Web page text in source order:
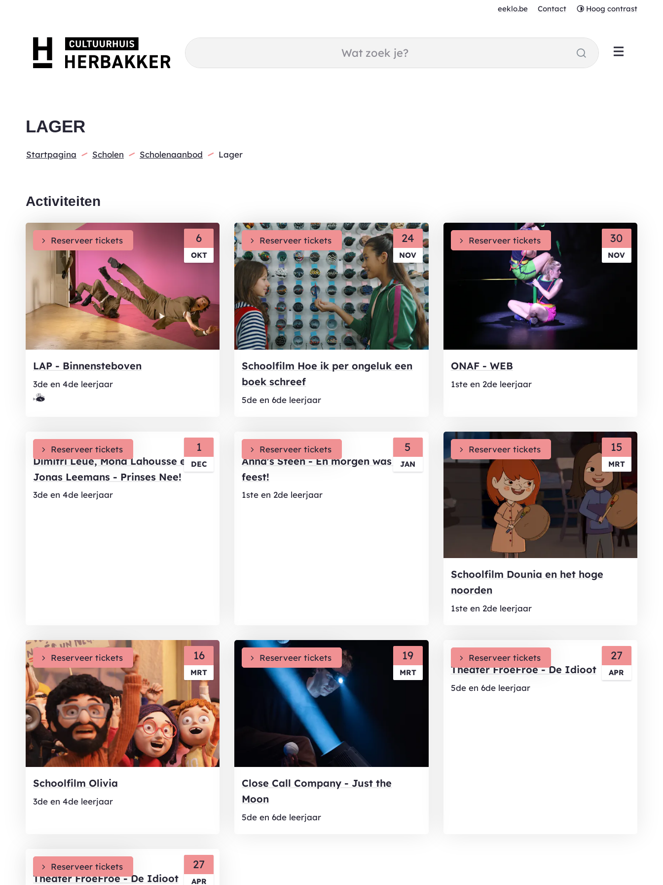
eeklo.be Contact Hoog contrast
Cultuurhuis
Herbakker
Wat
zoek
je?
Zoeken
LAGER
Startpagina Scholen Scholenaanbod Lager
Activiteiten
6
OKT
LAP - Binnensteboven
3de en 4de leerjaar
Samen
eropuit!
Reserveer tickets
DI24
NOV
Schoolfilm Hoe ik per ongeluk een
boek schreef
5de en 6de leerjaar
Reserveer tickets
MA30
NOV
ONAF - WEB
1ste en 2de leerjaar
Reserveer tickets
1
DEC
Dimitri Leue, Mona Lahousse en
Jonas Leemans - Prinses Nee!
3de en 4de leerjaar
Reserveer tickets 5
JAN
Anna's Steen - En morgen was het
feest!
1ste en 2de leerjaar
Reserveer tickets
MA15
MRT
Schoolfilm Dounia en het hoge
noorden
1ste en 2de leerjaar
Reserveer tickets
16
MRT
Schoolfilm Olivia
3de en 4de leerjaar
Reserveer tickets
VR19
MRT
Close Call Company - Just the
Moon
5de en 6de leerjaar
Reserveer tickets
DI27
APR
Theater FroeFroe - De Idioot
5de en 6de leerjaar
Reserveer tickets
DI27
APR
Theater FroeFroe - De Idioot
Reserveer tickets